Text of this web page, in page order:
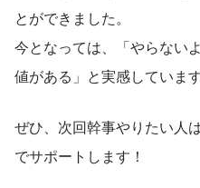
とができました。
今となっては、「やらない
値がある」と実感しています
ぜひ、次回幹事やりたい人
でサポートします！